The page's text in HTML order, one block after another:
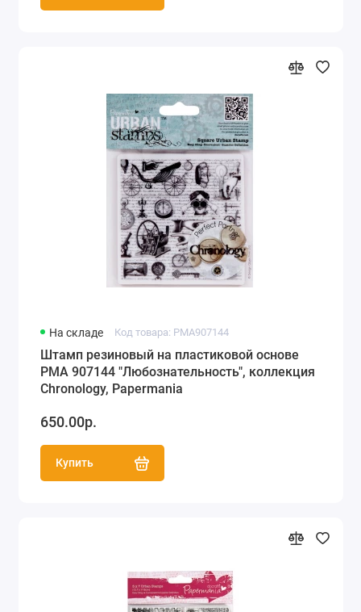
На складе Код товара: PMA907144
Штамп резиновый на пластиковой основе
PMA 907144 "Любознательность", коллекция
Chronology, Papermania
650.00р.
Купить